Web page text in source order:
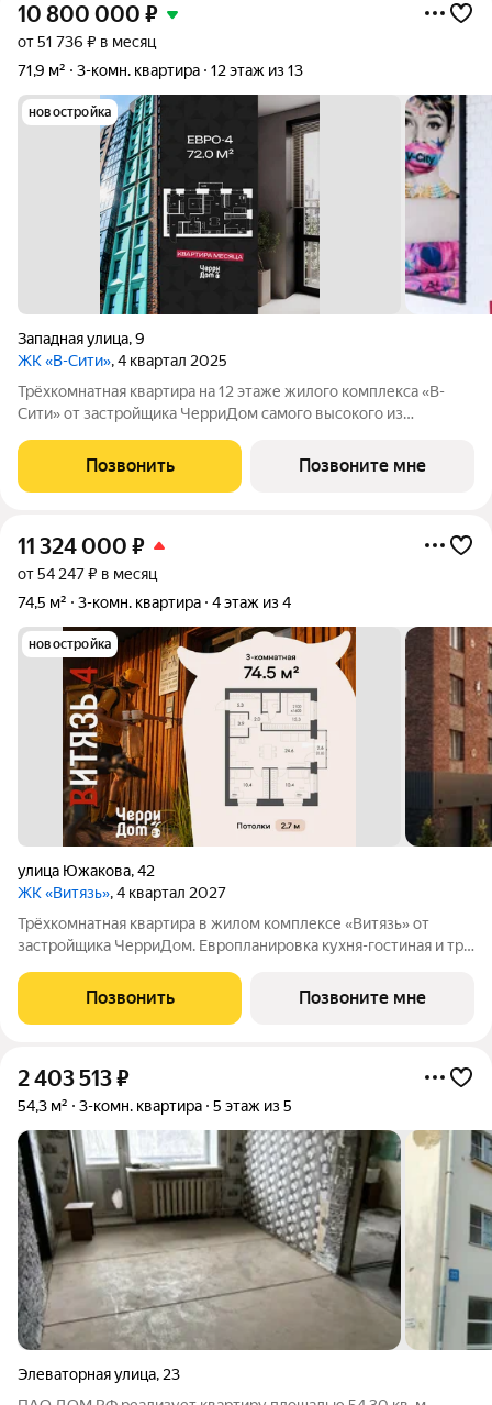
10 800 000 ₽
от 51 736 ₽ в месяц
71,9 м²
3-комн. квартира 12 этаж из 13
новостройка
Западная улица,9
ЖК «В-Сити», 4 квартал 2025
Трёхкомнатная квартира на 12 этаже жилого комплекса «В-
Сити» от застройщика ЧерриДом самого высокого из
гостиная и три отдельные спальни. 14 этажей, фасад цвета
Позвонить Позвоните мне
11 324 000 ₽
от 54 247 ₽ в месяц
74,5 м²
3-комн. квартира 4 этаж из 4
новостройка
улица Южакова,42
ЖК «Витязь», 4 квартал 2027
Трёхкомнатная квартира в жилом комплексе «Витязь» от
застройщика ЧерриДом. Европланировка кухня-гостиная и три
клубный дом с приватной атмосферой и закрытым двором.
Всего несколько квартир на
Позвонить Позвоните мне
2 403 513₽
54,3 м² 3-комн. квартира 5 этаж из 5
Элеваторная улица, 23